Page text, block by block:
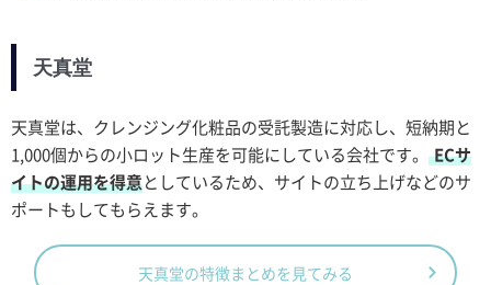
天真堂
天真堂は、クレンジング化粧品の受託製造に対応し、短納期と
1,000個からの小ロット生産を可能にしている会社です。
ECサ
イトの運用を得意としているため、サイトの立ち上げなどのサ
ポートもしてもらえます。
天真堂の特徴まとめを見てみる